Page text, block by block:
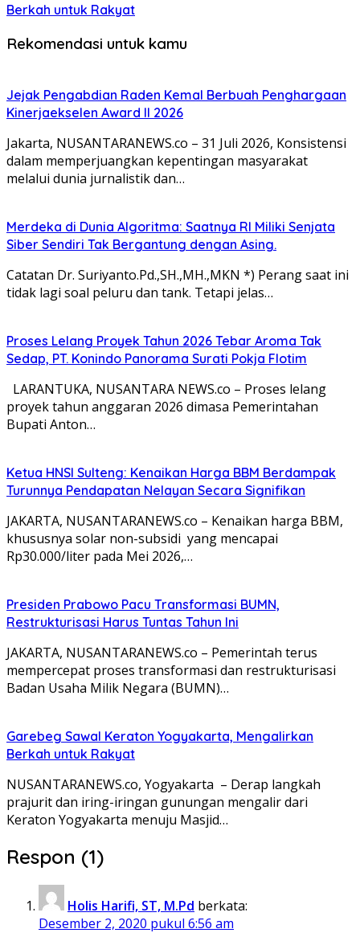
Berkah untuk Rakyat
Rekomendasi untuk kamu
Jejak Pengabdian Raden Kemal Berbuah Penghargaan
Kinerjaekselen Award II 2026
Jakarta, NUSANTARANEWS.co – 31 Juli 2026, Konsistensi
dalam memperjuangkan kepentingan masyarakat
melalui dunia jurnalistik dan…
Merdeka di Dunia Algoritma: Saatnya RI Miliki Senjata
Siber Sendiri Tak Bergantung dengan Asing.
Catatan Dr. Suriyanto.Pd.,SH.,MH.,MKN *) Perang saat ini
tidak lagi soal peluru dan tank. Tetapi jelas…
Proses Lelang Proyek Tahun 2026 Tebar Aroma Tak
Sedap, PT. Konindo Panorama Surati Pokja Flotim
LARANTUKA, NUSANTARA NEWS.co – Proses lelang
proyek tahun anggaran 2026 dimasa Pemerintahan
Bupati Anton…
Ketua HNSI Sulteng: Kenaikan Harga BBM Berdampak
Turunnya Pendapatan Nelayan Secara Signifikan
JAKARTA, NUSANTARANEWS.co – Kenaikan harga BBM,
khususnya solar non-subsidi yang mencapai
Rp30.000/liter pada Mei 2026,…
Presiden Prabowo Pacu Transformasi BUMN,
Restrukturisasi Harus Tuntas Tahun Ini
JAKARTA, NUSANTARANEWS.co – Pemerintah terus
mempercepat proses transformasi dan restrukturisasi
Badan Usaha Milik Negara (BUMN)…
Garebeg Sawal Keraton Yogyakarta, Mengalirkan
Berkah untuk Rakyat
NUSANTARANEWS.co, Yogyakarta – Derap langkah
prajurit dan iring-iringan gunungan mengalir dari
Keraton Yogyakarta menuju Masjid…
Respon (1)
Holis Harifi, ST, M.Pd berkata:
Desember 2, 2020 pukul 6:56 am